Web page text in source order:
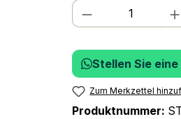
Produkt
Stellen Sie
Zum Merkzettel
Produktnummer: